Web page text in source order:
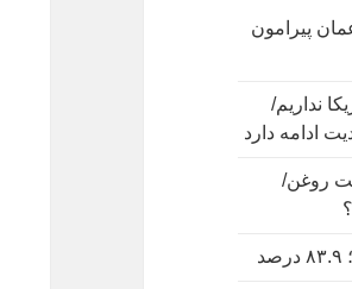
پیرامون
نداریم/
ادامه دارد
روغن/